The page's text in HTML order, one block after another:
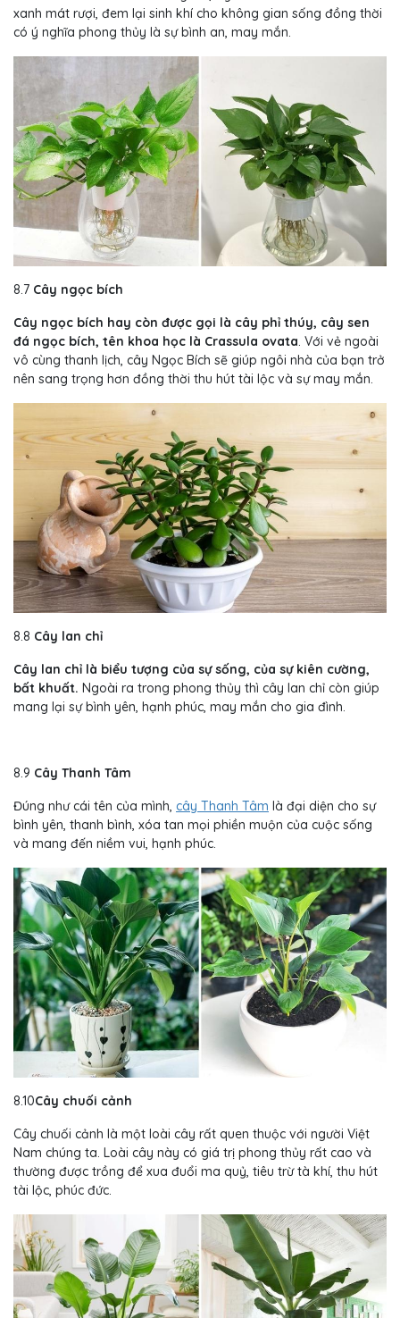
xanh mát rượi, đem lại sinh khí cho không gian sống đồng thời
có ý nghĩa phong thủy là sự bình an, may mắn.
8.7 Cây ngọc bích
Cây ngọc bích hay còn được gọi là cây phỉ thúy, cây sen
đá ngọc bích, tên khoa học là Crassula ovata. Với vẻ ngoài
vô cùng thanh lịch, cây Ngọc Bích sẽ giúp ngôi nhà của bạn trở
nên sang trọng hơn đồng thời thu hút tài lộc và sự may mắn.
8.8 Cây lan chỉ
Cây lan chỉ là biểu tượng của sự sống, của sự kiên cường,
bất khuất. Ngoài ra trong phong thủy thì cây lan chỉ còn giúp
mang lại sự bình yên, hạnh phúc, may mắn cho gia đình.
8.9 Cây Thanh Tâm
Đúng như cái tên của mình, cây Thanh Tâm là đại diện cho sự
bình yên, thanh bình, xóa tan mọi phiền muộn của cuộc sống
và mang đến niềm vui, hạnh phúc.
8.10Cây chuối cảnh
Cây chuối cảnh là một loài cây rất quen thuộc với người Việt
Nam chúng ta. Loài cây này có giá trị phong thủy rất cao và
thường được trồng để xua đuổi ma quỷ, tiêu trừ tà khí, thu hút
tài lộc, phúc đức.